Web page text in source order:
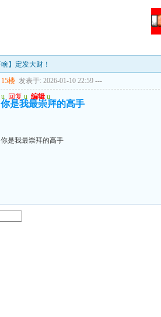
】定发大财！
15楼 发表于: 2026-01-10 22:59 ---
u 回复 u 编辑 u
你是我最崇拜的高手
你是我最崇拜的高手